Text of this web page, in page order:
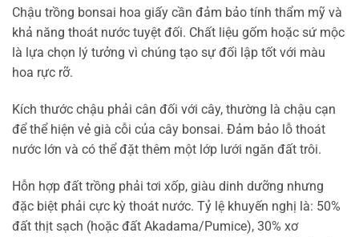
Chậu trồng bonsai hoa giấy cần đảm bảo tính thẩm mỹ và
khả năng thoát nước tuyệt đối. Chất liệu gốm hoặc sứ mộc
là lựa chọn lý tưởng vì chúng tạo sự đối lập tốt với màu
hoa rực rỡ.
Kích thước chậu phải cân đối với cây, thường là chậu cạn
để thể hiện vẻ già cỗi của cây bonsai. Đảm bảo lỗ thoát
nước lớn và có thể đặt thêm một lớp lưới ngăn đất trôi.
Hỗn hợp đất trồng phải tơi xốp, giàu dinh dưỡng nhưng
đặc biệt phải cực kỳ thoát nước. Tỷ lệ khuyến nghị là: 50%
đất thịt sạch (hoặc đất Akadama/Pumice), 30% xơ